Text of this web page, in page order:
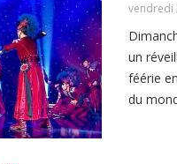
vendredi
un
féérie
du